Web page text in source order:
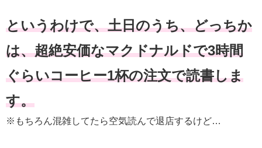
というわけで、土日のうち、どっちか
は、超絶安価なマクドナルドで3時間
ぐらいコーヒー1杯の注文で読書しま
す。
※もちろん混雑してたら空気読んで退店するけど…